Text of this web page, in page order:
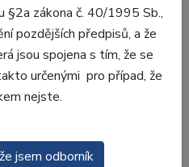
§2a zákona č. 40/1995 Sb.,
pozdějších předpisů, a že
jsou spojena s tím, že se
určenými pro případ, že
nejste.
jsem odborník